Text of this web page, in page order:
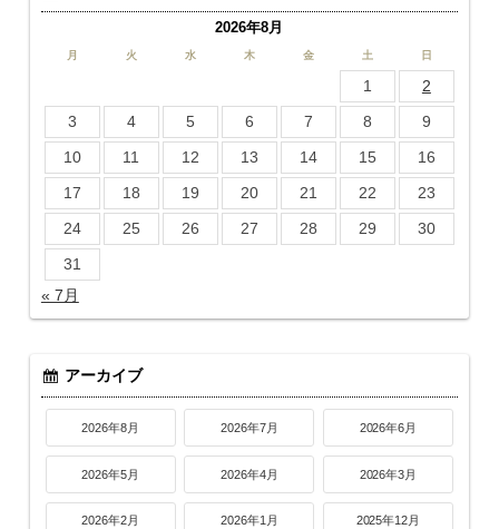
2026年8月
月 火 水 木 金 土 日
1
2
3
4 5 6 7 8
9
10
11 12 13 14 15
16
17
18 19 20 21 22
23
24
25 26 27 28 29
30
31
« 7月
アーカイブ
2026年8月 2026年7月 2026年6月
2026年5月 2026年4月 2026年3月
2026年2月 2026年1月 2025年12月